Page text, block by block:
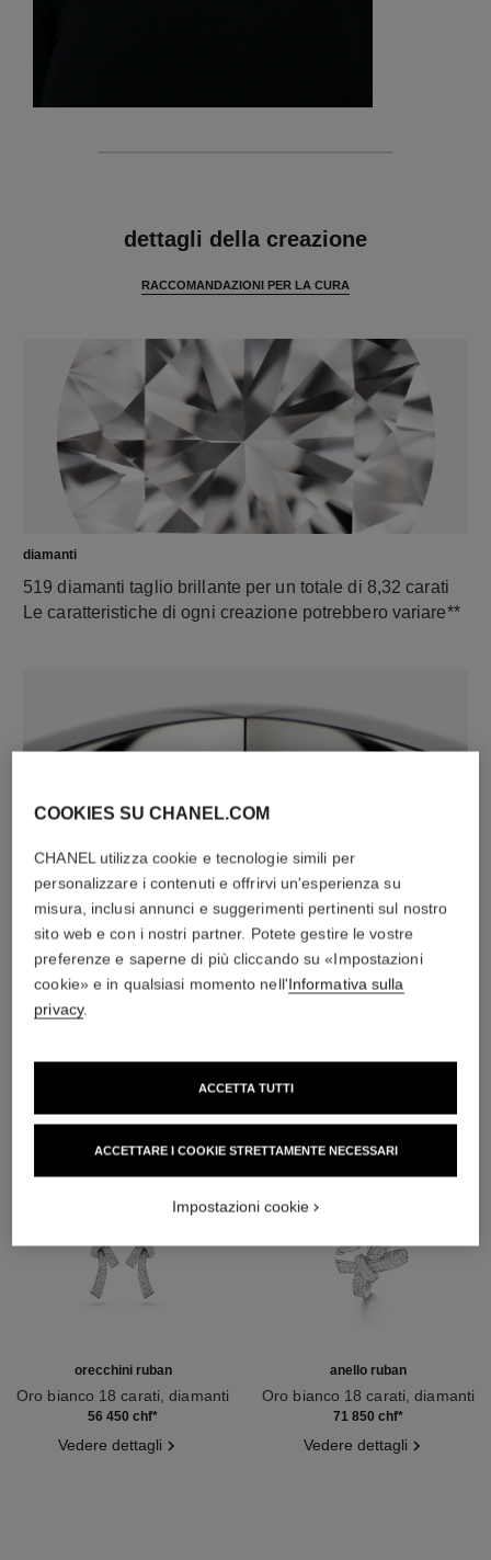
dettagli della creazione
RACCOMANDAZIONI PER LA CURA
diamanti
519 diamanti taglio brillante per un totale di 8,32 carati
Le caratteristiche di ogni creazione potrebbero variare**
materiale
Oro bianco 18 carati
orecchini ruban
Oro bianco 18 carati, diamanti
Ref. J6087956 450 chf*
Vedere dettagli
anello ruban
Oro bianco 18 carati, diamanti
Ref. J6088071 850 chf*
Vedere dettagli
COOKIES SU CHANEL.COM
CHANEL utilizza cookie e tecnologie simili per
personalizzare i contenuti e offrirvi un'esperienza su
misura, inclusi annunci e suggerimenti pertinenti sul nostro
sito web e con i nostri partner. Potete gestire le vostre
preferenze e saperne di più cliccando su «Impostazioni
cookie» e in qualsiasi momento nell'Informativa sulla
privacy.
ACCETTARE I COOKIE STRETTAMENTE NECESSARI
ACCETTA TUTTI
Impostazioni cookie